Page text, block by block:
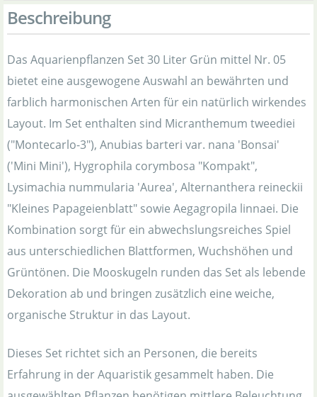
Beschreibung
Das Aquarienpflanzen Set 30 Liter Grün mittel Nr. 05
bietet eine ausgewogene Auswahl an bewährten und
farblich harmonischen Arten für ein natürlich wirkendes
Layout. Im Set enthalten sind Micranthemum tweediei
("Montecarlo-3"), Anubias barteri var. nana 'Bonsai'
('Mini Mini'), Hygrophila corymbosa "Kompakt",
Lysimachia nummularia 'Aurea', Alternanthera reineckii
"Kleines Papageienblatt" sowie Aegagropila linnaei. Die
Kombination sorgt für ein abwechslungsreiches Spiel
aus unterschiedlichen Blattformen, Wuchshöhen und
Grüntönen. Die Mooskugeln runden das Set als lebende
Dekoration ab und bringen zusätzlich eine weiche,
organische Struktur in das Layout.
Dieses Set richtet sich an Personen, die bereits
Erfahrung in der Aquaristik gesammelt haben. Die